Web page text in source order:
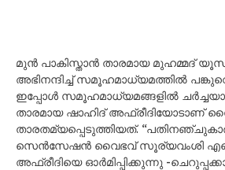
മുൻ പാകിസ്താൻ താരമായ മുഹമ്മദ്
അഭിനന്ദിച്ച് സമൂഹമാധ്യമത്തിൽ
ഇപ്പോൾ സമൂഹമാധ്യമങ്ങളിൽ
താരമായ ഷാഹിദ് അഫ്രീദിയോടാണ്
താരതമ്യപ്പെടുത്തിയത്.
സെൻസേഷൻ വൈഭവ് സൂര്യവംശി
അഫ്രീദിയെ ഓർമിപ്പിക്കുന്നു -